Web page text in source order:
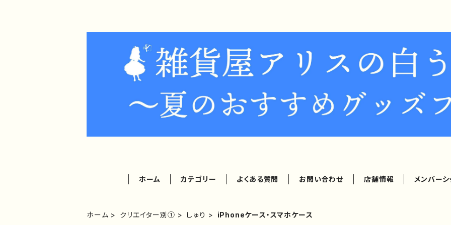
ホーム カテゴリー よくある質問 お問い合わせ 店舗情報 メンバーシ
ホーム クリエイター別① しゅり iPhoneケース・スマホケース